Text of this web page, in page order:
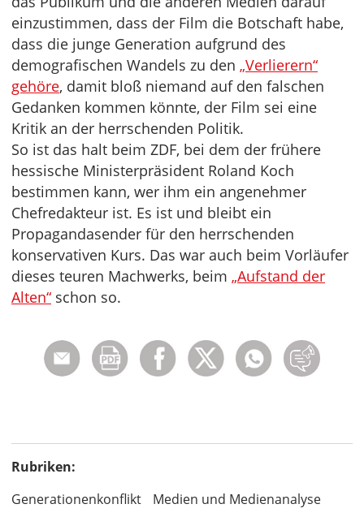
einzustimmen, dass der Film die Botschaft habe,
dass die junge Generation aufgrund des
demografischen Wandels zu den „Verlierern“
gehöre, damit bloß niemand auf den falschen
Gedanken kommen könnte, der Film sei eine
Kritik an der herrschenden Politik.
So ist das halt beim ZDF, bei dem der frühere
hessische Ministerpräsident Roland Koch
bestimmen kann, wer ihm ein angenehmer
Chefredakteur ist. Es ist und bleibt ein
Propagandasender für den herrschenden
konservativen Kurs. Das war auch beim Vorläufer
dieses teuren Machwerks, beim „Aufstand der
Alten“ schon so.
Rubriken:
Generationenkonflikt
Medien und Medienanalyse